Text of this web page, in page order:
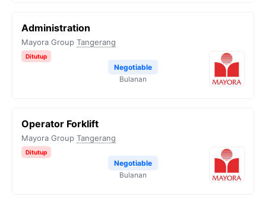
Administration
Mayora Group Tangerang
Ditutup
Negotiable
Bulanan
Operator Forklift
Mayora Group Tangerang
Ditutup
Negotiable
Bulanan